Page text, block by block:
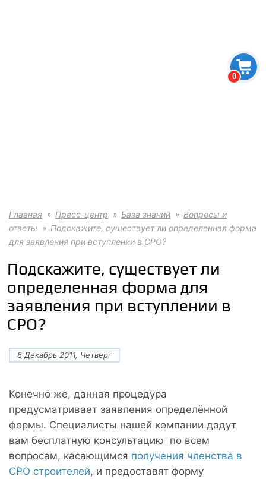
0
Главная Пресс-центр База знаний
Вопросы и
ответы
Подскажите, существует ли определенная форма
для заявления при вступлении в СРО?
Подскажите, существует ли
определенная форма для
заявления при вступлении в
СРО?
8 Декабрь 2011, Четверг
Конечно же, данная процедура
предусматривает заявления определённой
формы. Специалисты нашей компании дадут
вам бесплатную консультацию по всем
вопросам, касающимся получения членства в
СРО строителей, и предоставят форму